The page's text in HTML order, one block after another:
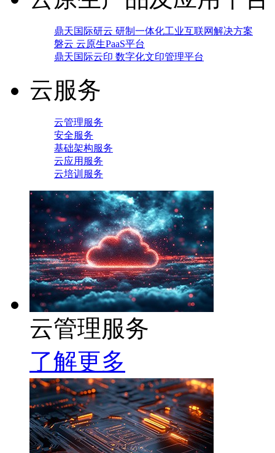
鼎天国际研云 研制一体化工业互联网解决方案
磐云 云原生PaaS平台
鼎天国际云印 数字化文印管理平台
云服务
云管理服务
安全服务
基础架构服务
云应用服务
云培训服务
云管理服务
了解更多